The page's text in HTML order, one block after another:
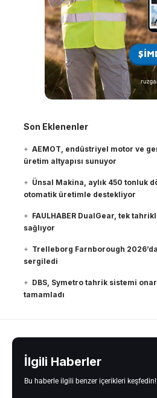
Son Eklenenler
AEMOT, endüstriyel motor ve
üretim altyapısı sunuyor
Ünsal Makina, aylık 450 tonluk
otomatik üretimle destekliyor
FAULHABER DualGear, tek
sağlıyor
Trelleborg Farnborough
sergiledi
DBS, Symetro tahrik sistemi
tamamladı
İlgili Haberler
Bu haberle ilgili benzer içerikleri keşfedin!